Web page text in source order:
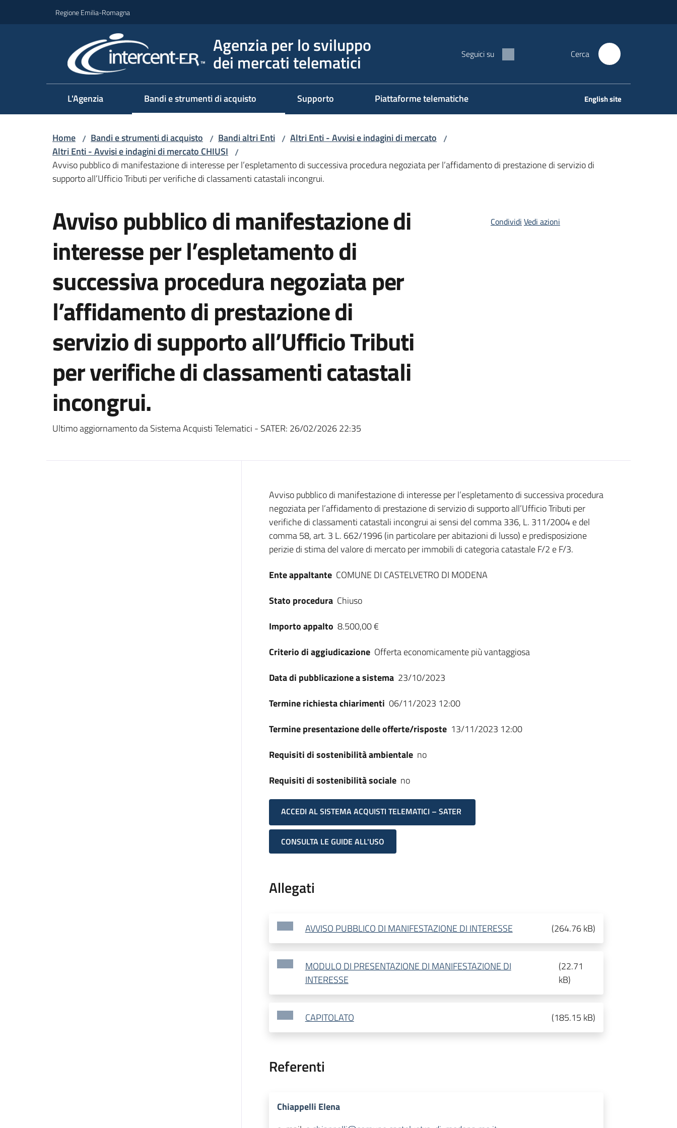
Regione Emilia-Romagna
Agenzia per lo sviluppo
dei mercati telematici Seguici su Cerca
L'Agenzia Bandi e strumenti di acquisto Supporto Piattaforme telematiche English site
Home / Bandi e strumenti di acquisto / Bandi altri Enti / Altri Enti - Avvisi e indagini di mercato /
Altri Enti - Avvisi e indagini di mercato CHIUSI /
Avviso pubblico di manifestazione di interesse per l’espletamento di successiva procedura negoziata per l’affidamento di prestazione di servizio di
supporto all’Ufficio Tributi per verifiche di classamenti catastali incongrui.
Avviso pubblico di manifestazione di
interesse per l’espletamento di
successiva procedura negoziata per
l’affidamento di prestazione di
servizio di supporto all’Ufficio Tributi
per verifiche di classamenti catastali
incongrui.
Ultimo aggiornamento da Sistema Acquisti Telematici - SATER: 26/02/2026 22:35
Condividi Vedi azioni
Dati del bando
Avviso pubblico di manifestazione di interesse per l’espletamento di successiva procedura
negoziata per l’affidamento di prestazione di servizio di supporto all’Ufficio Tributi per
verifiche di classamenti catastali incongrui ai sensi del comma 336, L. 311/2004 e del
comma 58, art. 3 L. 662/1996 (in particolare per abitazioni di lusso) e predisposizione
perizie di stima del valore di mercato per immobili di categoria catastale F/2 e F/3.
Ente appaltante COMUNE DI CASTELVETRO DI MODENA
Stato procedura Chiuso
Importo appalto 8.500,00 €
Criterio di aggiudicazione Offerta economicamente più vantaggiosa
Data di pubblicazione a sistema 23/10/2023
Termine richiesta chiarimenti 06/11/2023 12:00
Termine presentazione delle offerte/risposte 13/11/2023 12:00
Requisiti di sostenibilità ambientale no
Requisiti di sostenibilità sociale no
ACCEDI AL SISTEMA ACQUISTI TELEMATICI – SATER
CONSULTA LE GUIDE ALL'USO
Allegati
AVVISO PUBBLICO DI MANIFESTAZIONE DI INTERESSE (264.76 kB)
MODULO DI PRESENTAZIONE DI MANIFESTAZIONE DI
INTERESSE
(22.71
kB)
CAPITOLATO (185.15 kB)
Referenti
Chiappelli Elena